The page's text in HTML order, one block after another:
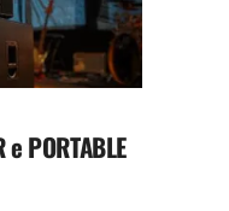
PORTABLE